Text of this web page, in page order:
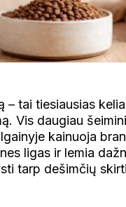
tai tiesiausias
Vis daugiau
kainuoja
ligas ir lemia
tarp dešimčių